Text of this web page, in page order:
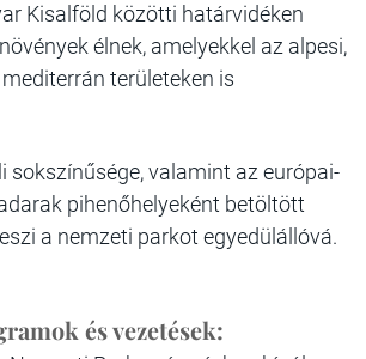
Kisalföld közötti határvidéken
élnek, amelyekkel az alpesi,
területeken is
sokszínűsége, valamint az európai-
pihenőhelyeként betöltött
a nemzeti parkot egyedülállóvá.
és vezetések: